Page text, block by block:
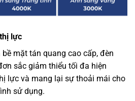
lực
mặt tán quang cao cấp, đèn
sắc giảm thiểu tối đa hiện
lực và mang lại sự thoải mái cho
sử dụng.